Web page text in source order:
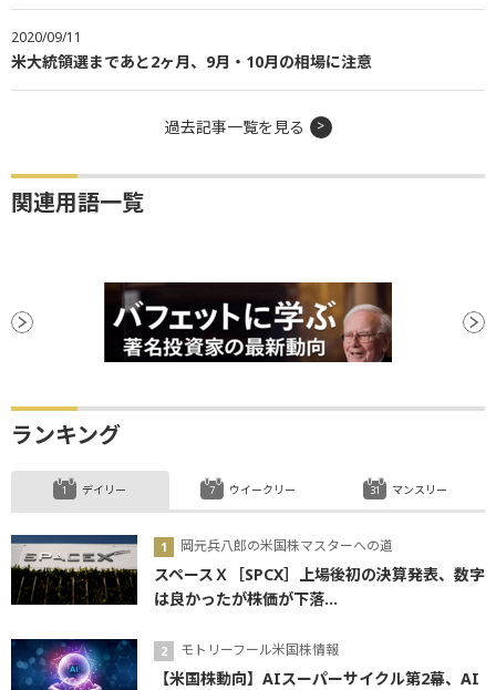
2020/09/11
米大統領選まであと2ヶ月、9月・10月の相場に注意
過去記事一覧を見る
関連用語一覧
ランキング
デイリー
岡元兵八郎の米国株マスターへの道
スペースＸ［SPCX］上場後初の決算発表、数字
は良かったが株価が下落...
モトリーフール米国株情報
【米国株動向】AIスーパーサイクル第2幕、AI
ウイークリー マンスリー